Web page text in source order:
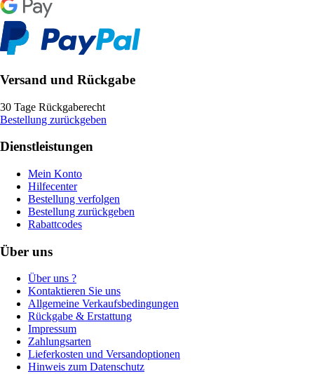
Versand und Rückgabe
30 Tage Rückgaberecht
Bestellung zurückgeben
Dienstleistungen
Mein Konto
Hilfecenter
Bestellung verfolgen
Bestellung zurückgeben
Rabattcodes
Über uns
Über uns ?
Kontaktieren Sie uns
Allgemeine Verkaufsbedingungen
Rückgabe & Erstattung
Impressum
Zahlungsarten
Lieferkosten und Versandoptionen
Hinweis zum Datenschutz